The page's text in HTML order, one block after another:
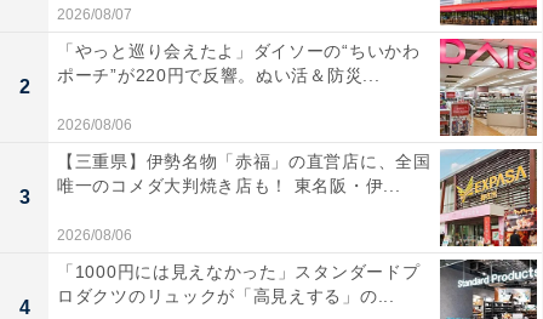
2026/08/07
2
「やっと巡り会えたよ」ダイソーの“ちいかわ
ポーチ”が220円で反響。ぬい活＆防災...
2026/08/06
3
【三重県】伊勢名物「赤福」の直営店に、全国
唯一のコメダ大判焼き店も！ 東名阪・伊...
2026/08/06
4
「1000円には見えなかった」スタンダードプ
ロダクツのリュックが「高見えする」の...